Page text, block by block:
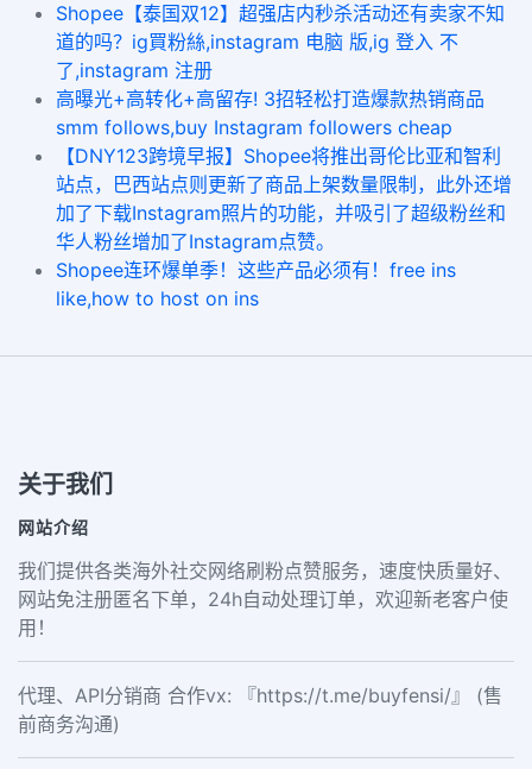
Shopee【泰国双12】超强店内秒杀活动还有卖家不知
道的吗？ig買粉絲,instagram 电脑 版,ig 登入 不
了,instagram 注册
高曝光+高转化+高留存! 3招轻松打造爆款热销商品
smm follows,buy Instagram followers cheap
【DNY123跨境早报】Shopee将推出哥伦比亚和智利
站点，巴西站点则更新了商品上架数量限制，此外还增
加了下载Instagram照片的功能，并吸引了超级粉丝和
华人粉丝增加了Instagram点赞。
Shopee连环爆单季！这些产品必须有！free ins
like,how to host on ins
关于我们
网站介绍
我们提供各类海外社交网络刷粉点赞服务，速度快质量好、
网站免注册匿名下单，24h自动处理订单，欢迎新老客户使
用！
代理、API分销商 合作vx: 『https://t.me/buyfensi/』 (售
前商务沟通)